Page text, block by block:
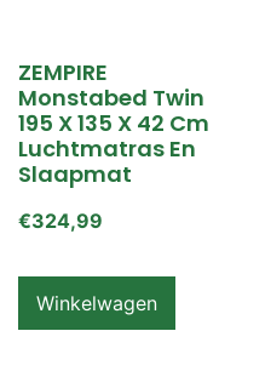
ZEMPIRE
Monstabed Twin
195 X 135 X 42 Cm
Luchtmatras En
Slaapmat
€324,99
Winkelwagen